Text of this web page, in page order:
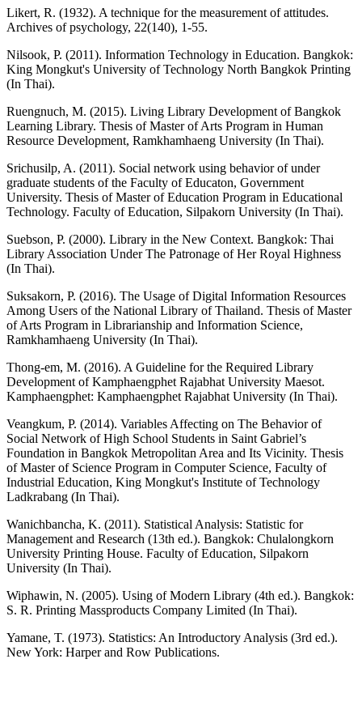
Likert, R. (1932). A technique for the measurement of attitudes.
Archives of psychology, 22(140), 1-55.
Nilsook, P. (2011). Information Technology in Education. Bangkok:
King Mongkut's University of Technology North Bangkok Printing
(In Thai).
Ruengnuch, M. (2015). Living Library Development of Bangkok
Learning Library. Thesis of Master of Arts Program in Human
Resource Development, Ramkhamhaeng University (In Thai).
Srichusilp, A. (2011). Social network using behavior of under
graduate students of the Faculty of Educaton, Government
University. Thesis of Master of Education Program in Educational
Technology. Faculty of Education, Silpakorn University (In Thai).
Suebson, P. (2000). Library in the New Context. Bangkok: Thai
Library Association Under The Patronage of Her Royal Highness
(In Thai).
Suksakorn, P. (2016). The Usage of Digital Information Resources
Among Users of the National Library of Thailand. Thesis of Master
of Arts Program in Librarianship and Information Science,
Ramkhamhaeng University (In Thai).
Thong-em, M. (2016). A Guideline for the Required Library
Development of Kamphaengphet Rajabhat University Maesot.
Kamphaengphet: Kamphaengphet Rajabhat University (In Thai).
Veangkum, P. (2014). Variables Affecting on The Behavior of
Social Network of High School Students in Saint Gabriel’s
Foundation in Bangkok Metropolitan Area and Its Vicinity. Thesis
of Master of Science Program in Computer Science, Faculty of
Industrial Education, King Mongkut's Institute of Technology
Ladkrabang (In Thai).
Wanichbancha, K. (2011). Statistical Analysis: Statistic for
Management and Research (13th ed.). Bangkok: Chulalongkorn
University Printing House. Faculty of Education, Silpakorn
University (In Thai).
Wiphawin, N. (2005). Using of Modern Library (4th ed.). Bangkok:
S. R. Printing Massproducts Company Limited (In Thai).
Yamane, T. (1973). Statistics: An Introductory Analysis (3rd ed.).
New York: Harper and Row Publications.